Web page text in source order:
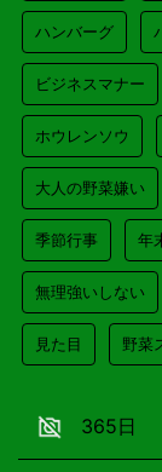
ハンバーグ
ビジネスマナー
ホウレンソウ
大人の野菜嫌い
季節行事 年
無理強いしない
見た目 野菜
365日